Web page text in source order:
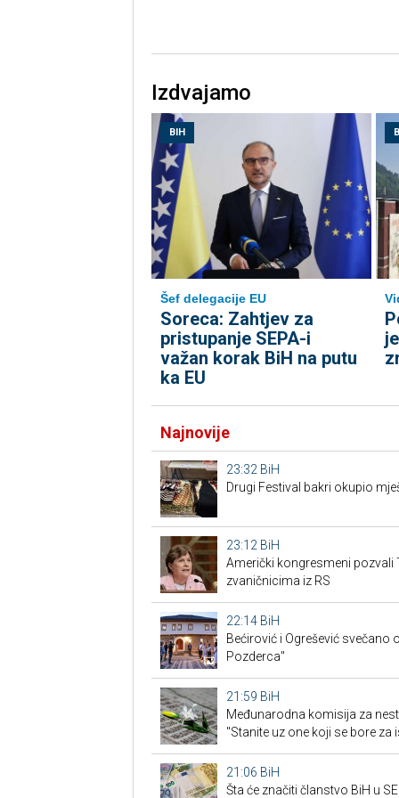
Izdvajamo
BIH
Šef delegacije EU
Soreca: Zahtjev za
pristupanje SEPA-i
važan korak BiH na putu
ka EU
Najnovije
23:32 BiH
Drugi Festival bakri okupio
23:12 BiH
Američki kongresmeni pozvali
zvaničnicima iz RS
22:14 BiH
Bećirović i Ogrešević svečano
Pozderca"
21:59 BiH
Međunarodna komisija za
"Stanite uz one koji se bore za
21:06 BiH
Šta će značiti članstvo BiH u